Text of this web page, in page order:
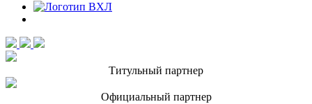
Титульный партнер
Официальный партнер